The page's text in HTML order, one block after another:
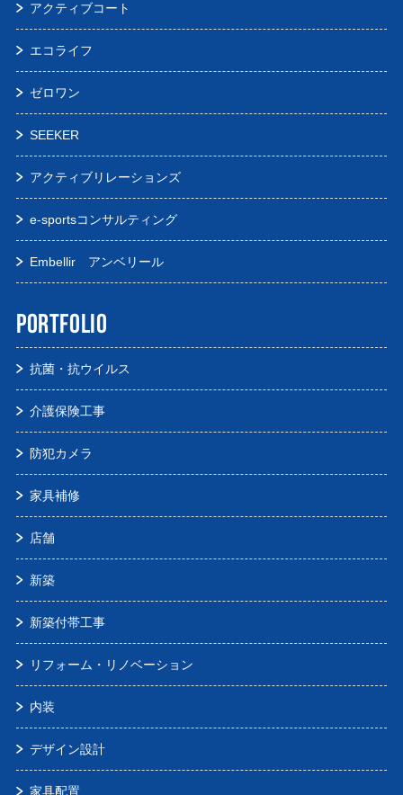
アクティブコート
エコライフ
ゼロワン
SEEKER
アクティブリレーションズ
e-sportsコンサルティング
Embellir アンベリール
PORTFOLIO
抗菌・抗ウイルス
介護保険工事
防犯カメラ
家具補修
店舗
新築
新築付帯工事
リフォーム・リノベーション
内装
デザイン設計
家具配置